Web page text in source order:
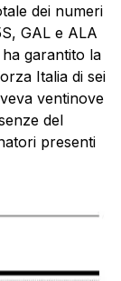
dei numeri
GAL e ALA
garantito la
Italia di sei
ventinove
del
presenti